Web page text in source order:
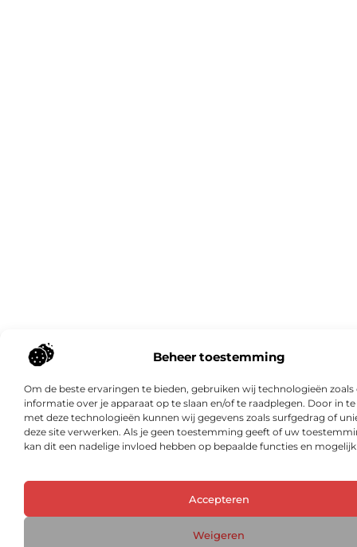
Beheer toestemming
Om de beste ervaringen te bieden, gebruiken wij technologieën
informatie over je apparaat op te slaan en/of te raadplegen. Door in
met deze technologieën kunnen wij gegevens zoals surfgedrag of
deze site verwerken. Als je geen toestemming geeft of uw
kan dit een nadelige invloed hebben op bepaalde functies en
Accepteren
Weigeren